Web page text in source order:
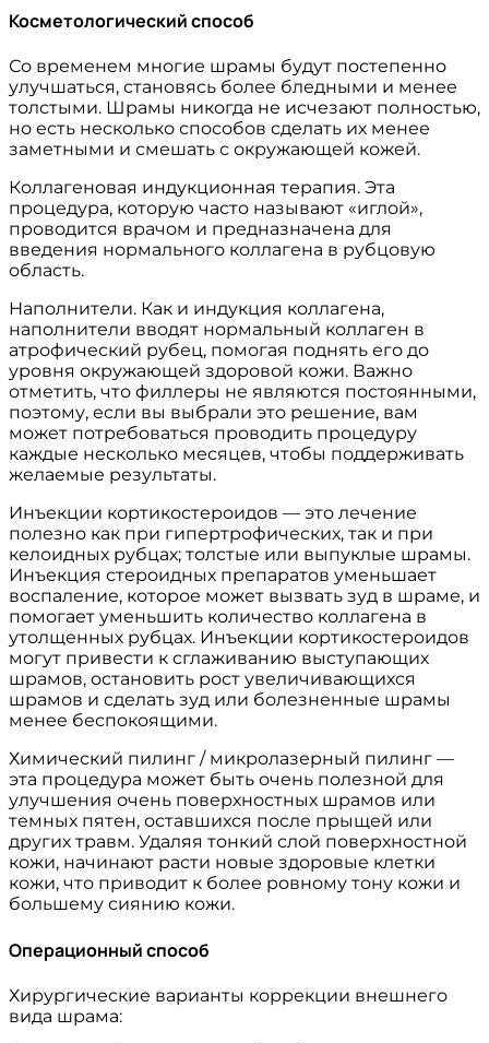
Косметологический способ
Со временем многие шрамы будут постепенно
улучшаться, становясь более бледными и менее
толстыми. Шрамы никогда не исчезают полностью,
но есть несколько способов сделать их менее
заметными и смешать с окружающей кожей.
Коллагеновая индукционная терапия. Эта
процедура, которую часто называют «иглой»,
проводится врачом и предназначена для
введения нормального коллагена в рубцовую
область.
Наполнители. Как и индукция коллагена,
наполнители вводят нормальный коллаген в
атрофический рубец, помогая поднять его до
уровня окружающей здоровой кожи. Важно
отметить, что филлеры не являются постоянными,
поэтому, если вы выбрали это решение, вам
может потребоваться проводить процедуру
каждые несколько месяцев, чтобы поддерживать
желаемые результаты.
Инъекции кортикостероидов — это лечение
полезно как при гипертрофических, так и при
келоидных рубцах; толстые или выпуклые шрамы.
Инъекция стероидных препаратов уменьшает
воспаление, которое может вызвать зуд в шраме, и
помогает уменьшить количество коллагена в
утолщенных рубцах. Инъекции кортикостероидов
могут привести к сглаживанию выступающих
шрамов, остановить рост увеличивающихся
шрамов и сделать зуд или болезненные шрамы
менее беспокоящими.
Химический пилинг / микролазерный пилинг —
эта процедура может быть очень полезной для
улучшения очень поверхностных шрамов или
темных пятен, оставшихся после прыщей или
других травм. Удаляя тонкий слой поверхностной
кожи, начинают расти новые здоровые клетки
кожи, что приводит к более ровному тону кожи и
большему сиянию кожи.
Операционный способ
Хирургические варианты коррекции внешнего
вида шрама: